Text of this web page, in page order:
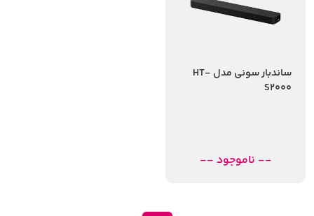
ساندبار سونی مدل HT-
S2000
-- ناموجود --